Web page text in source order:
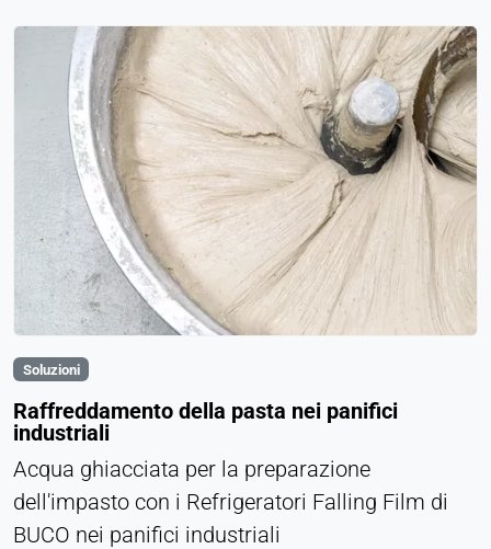
Soluzioni
Raffreddamento della pasta nei panifici
industriali
Acqua ghiacciata per la preparazione
dell'impasto con i Refrigeratori Falling Film di
BUCO nei panifici industriali